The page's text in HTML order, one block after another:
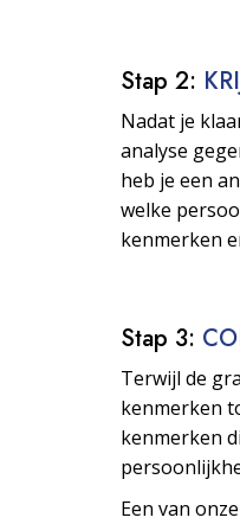
Stap 2:
Nadat je
analyse
heb je een
welke
kenmerken
Stap 3:
Terwijl de
kenmerken
kenmerken
Een van